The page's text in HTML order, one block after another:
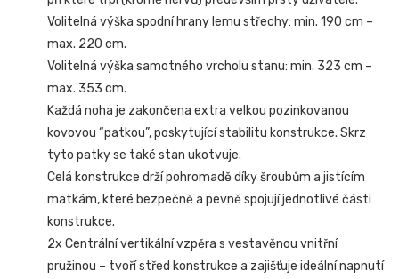
Volitelná výška spodní hrany lemu střechy: min. 190 cm –
max. 220 cm.
Volitelná výška samotného vrcholu stanu: min. 323 cm –
max. 353 cm.
Každá noha je zakončena extra velkou pozinkovanou
kovovou “patkou”, poskytující stabilitu konstrukce. Skrz
tyto patky se také stan ukotvuje.
Celá konstrukce drží pohromadě díky šroubům a jistícím
matkám, které bezpečně a pevně spojují jednotlivé části
konstrukce.
2x Centrální vertikální vzpěra s vestavěnou vnitřní
pružinou – tvoří střed konstrukce a zajišťuje ideální napnutí